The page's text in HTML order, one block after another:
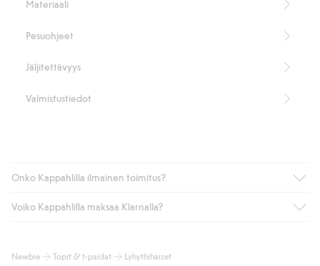
Materiaali
Pesuohjeet
Jäljitettävyys
Valmistustiedot
Onko Kappahlilla ilmainen toimitus?
Jos olet Kappahl Clubin jäsen, saat aina ilmaisen toimituksen
kotiinkuljetusta). Toimituskulut poistuvat automaattisesti, kun
Voiko Kappahlilla maksaa Klarnalla?
maksutavat, kuten laskun, sekä muita maksuvaihtoehtoja.
Newbie Topit & t-paidat Lyhythihaiset